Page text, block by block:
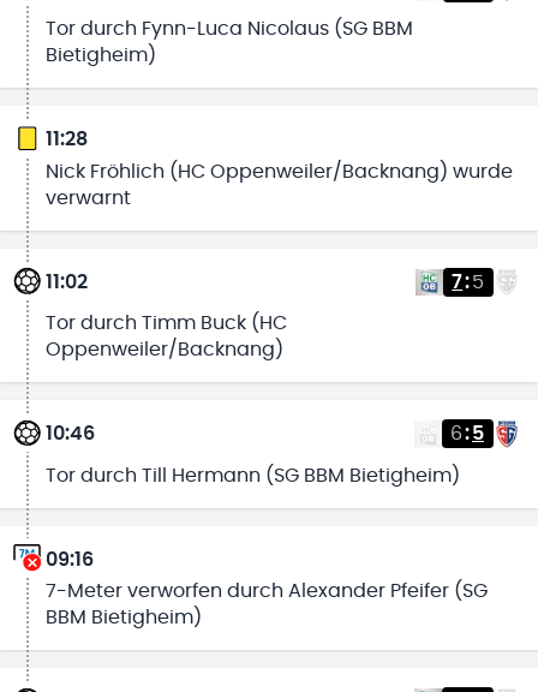
Tor durch Fynn-Luca Nicolaus (SG BBM
Bietigheim)
11:28
Nick Fröhlich (HC Oppenweiler/Backnang) wurde
verwarnt
11:02 7:5
Tor durch Timm Buck (HC
Oppenweiler/Backnang)
10:46 6:5
Tor durch Till Hermann (SG BBM Bietigheim)
09:16
7-Meter verworfen durch Alexander Pfeifer (SG
BBM Bietigheim)